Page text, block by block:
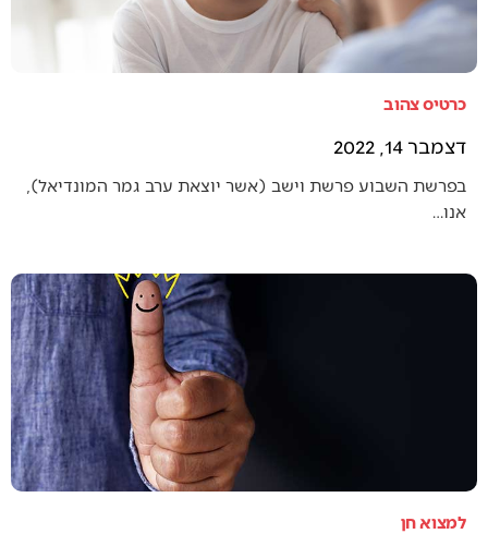
כרטיס צהוב
דצמבר 14, 2022
בפרשת השבוע פרשת וישב (אשר יוצאת ערב גמר המונדיאל),
אנו…
למצוא חן